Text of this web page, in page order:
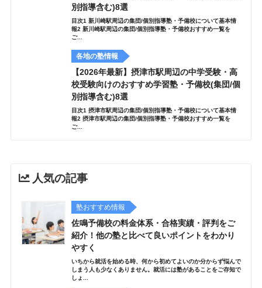
別指導含む)8選
目次1 新川崎駅周辺の集団/個別指導塾・予備校について基本情
報2 新川崎駅周辺の集団/個別指導塾・予備校おすすめ一覧を
ご...
各地の塾情報
【2026年最新】摂津市駅周辺の中学受験・高
校受験向けのおすすめ学習塾・予備校(集団/個
別指導含む)8選
目次1 摂津市駅周辺の集団/個別指導塾・予備校について基本情
報2 摂津市駅周辺の集団/個別指導塾・予備校おすすめ一覧を
ご...
人気の記事
塾おすすめ情報
佐鳴予備校の料金体系・合格実績・評判をご
紹介！他の塾と比べて良いポイントをわかり
やすく
いちから就活を始める時、何から初めてよいのか分からず悩んで
しまう人も少なくありません。就活には塾があることをご存知で
しょ...